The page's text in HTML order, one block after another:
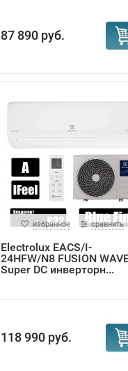
87 890 руб.
избранное сравнить
Electrolux EACS/I-
24HFW/N8 FUSION
Super DC инверторн...
118 990 руб.